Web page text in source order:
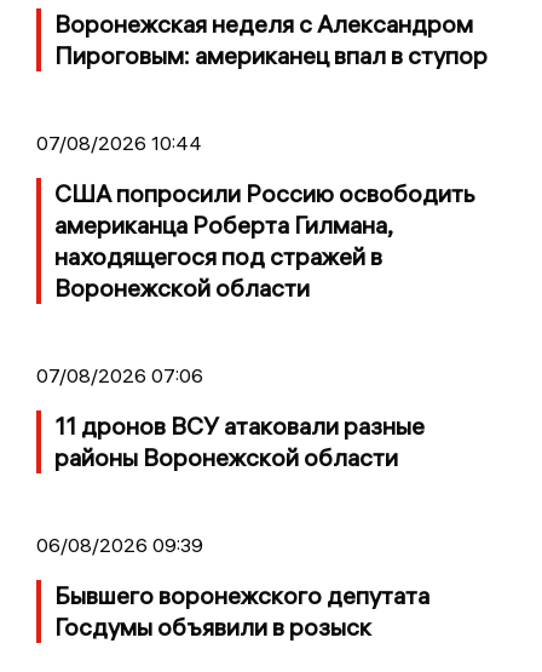
Воронежская неделя с Александром
Пироговым: американец впал в ступор
07/08/2026 10:44
США попросили Россию освободить
американца Роберта Гилмана,
находящегося под стражей в
Воронежской области
07/08/2026 07:06
11 дронов ВСУ атаковали разные
районы Воронежской области
06/08/2026 09:39
Бывшего воронежского депутата
Госдумы объявили в розыск